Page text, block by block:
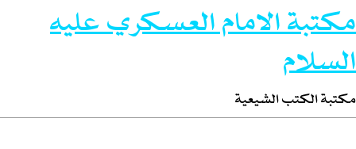
مكتبة الامام العسكري عليه
السلام
مكتبة الكتب الشيعية